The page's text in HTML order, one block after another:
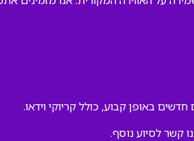
באופן קבוע, כולל קריוקי וידאו.
קשר לסיוע נוסף.